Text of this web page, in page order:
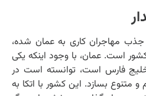
مهاجران کاری به عمان شده،
است. عمان، با وجود اینکه یکی
فارس است، توانسته است در
متنوع بسازد. این کشور با اتکا به